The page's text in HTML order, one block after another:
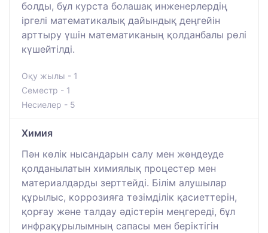
болды, бұл курста болашақ инженерлердің
іргелі математикалық дайындық деңгейін
арттыру үшін математиканың қолданбалы рөлі
күшейтілді.
Оқу жылы - 1
Семестр - 1
Несиелер - 5
Химия
Пән көлік нысандарын салу мен жөндеуде
қолданылатын химиялық процестер мен
материалдарды зерттейді. Білім алушылар
құрылыс, коррозияға төзімділік қасиеттерін,
қорғау және талдау әдістерін меңгереді, бұл
инфрақұрылымның сапасы мен беріктігін